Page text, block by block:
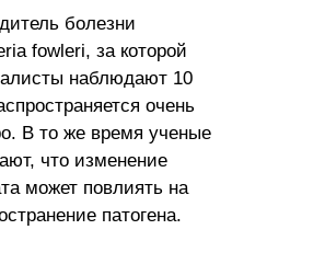
болезни
fowleri, за которой
наблюдают 10
очень
В то же время ученые
что изменение
может повлиять на
патогена.